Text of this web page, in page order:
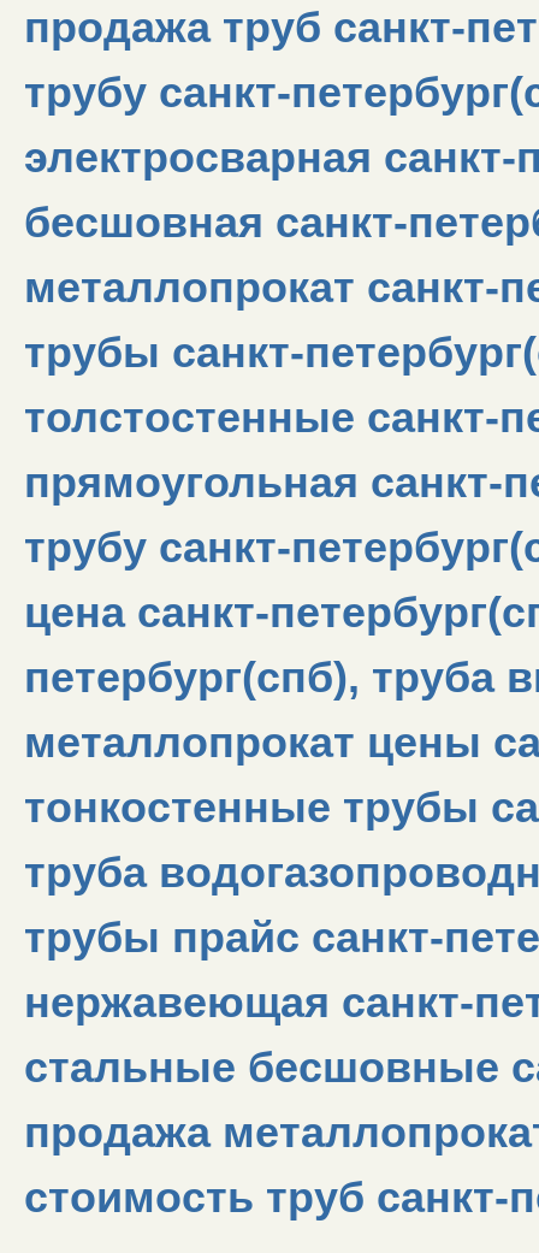
продажа труб санкт-
трубу санкт-
электросварная санкт-
бесшовная санкт-
металлопрокат санкт-
трубы санкт-
толстостенные санкт-
прямоугольная санкт-
трубу санкт-
цена санкт-
петербург(спб), труба
металлопрокат цены
тонкостенные трубы
труба
трубы прайс санкт-
нержавеющая санкт-
стальные бесшовные
продажа
стоимость труб санкт-